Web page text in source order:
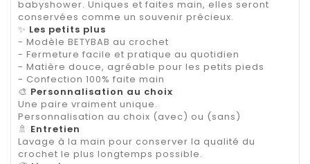
babyshower. Uniques et faites main, elles seront
conservées comme un souvenir précieux.
✨ Les petits plus
- Modèle BETYBAB au crochet
- Fermeture facile et pratique au quotidien
- Matière douce, agréable pour les petits pieds
- Confection 100% faite main
🎨 Personnalisation au choix
Une paire vraiment unique.
Personnalisation au choix (avec) ou (sans)
🚿 Entretien
Lavage à la main pour conserver la qualité du
crochet le plus longtemps possible.